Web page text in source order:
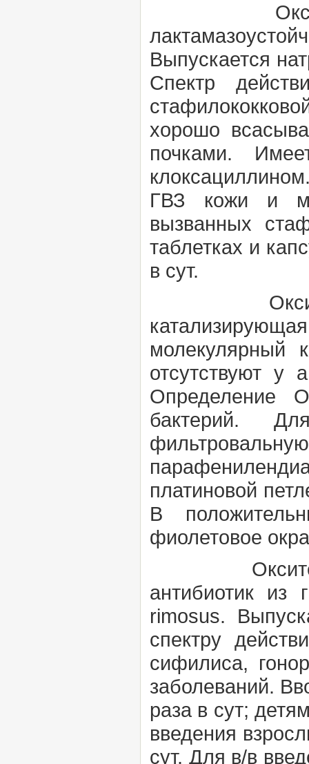
Выпускается
Спектр
хорошо
почками.
ГВЗ кожи и
вызванных
таблетках и
в сут.
молекулярный
отсутствуют у
Определение
бактерий.
платиновой
В
фиолетовое
антибиотик из
rimosus.
спектру
сифилиса,
заболеваний.
раза в сут;
введения
сут. Для в/в